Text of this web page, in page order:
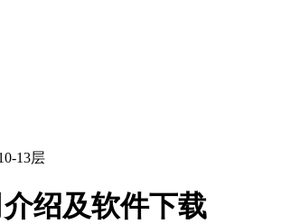
13层
绍及软件下载